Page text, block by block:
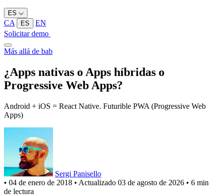
ES
CA ES
EN
Solicitar demo
Más allá de bab
¿Apps nativas o Apps híbridas o
Progressive Web Apps?
Android + iOS = React Native. Futurible PWA (Progressive Web
Apps)
Sergi Panisello
• 04 de enero de 2018 • Actualizado 03 de agosto de 2026 • 6 min
de lectura